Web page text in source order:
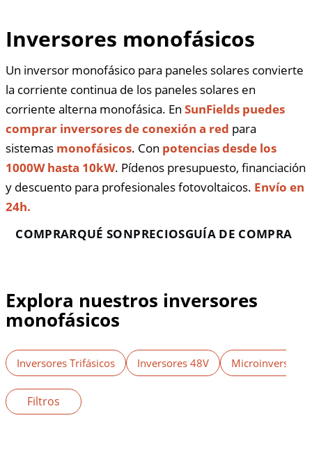
Inversores monofásicos
Un inversor monofásico para paneles solares convierte
la corriente continua de los paneles solares en
corriente alterna monofásica. En SunFields puedes
comprar inversores de conexión a red para
sistemas monofásicos. Con potencias desde los
1000W hasta 10kW. Pídenos presupuesto, financiación
y descuento para profesionales fotovoltaicos. Envío en
24h.
COMPRARQUÉ SONPRECIOSGUÍA DE COMPRA
Explora nuestros inversores
monofásicos
Inversores Trifásicos Inversores 48V Microinversores
Filtros